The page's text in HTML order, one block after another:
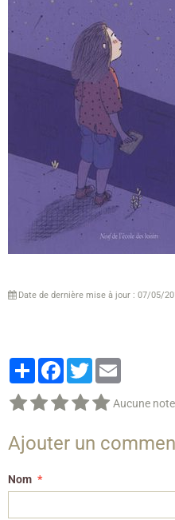
Date de dernière mise à jour : 07/05/
PartagerFacebook
Twitter
Aucune
Ajouter un
Nom